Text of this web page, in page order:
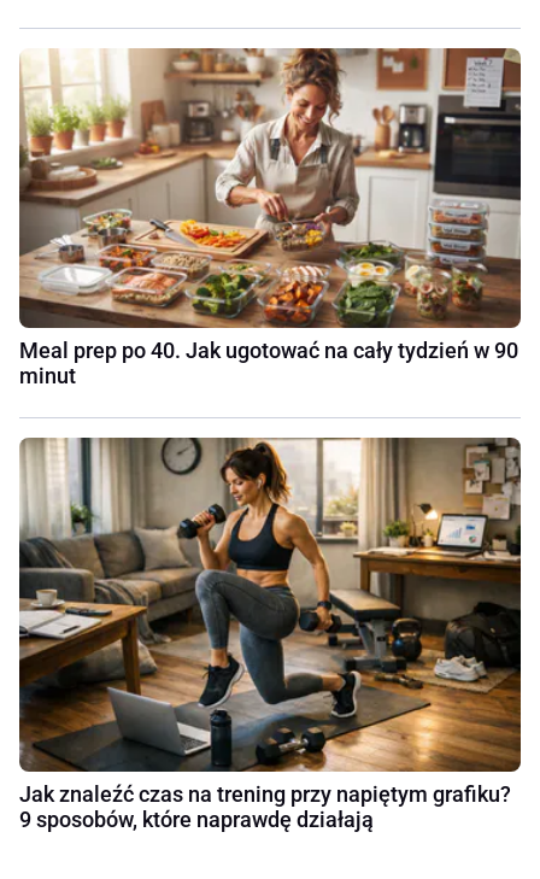
Meal prep po 40. Jak ugotować na cały tydzień w 90
minut
Jak znaleźć czas na trening przy napiętym grafiku?
9 sposobów, które naprawdę działają